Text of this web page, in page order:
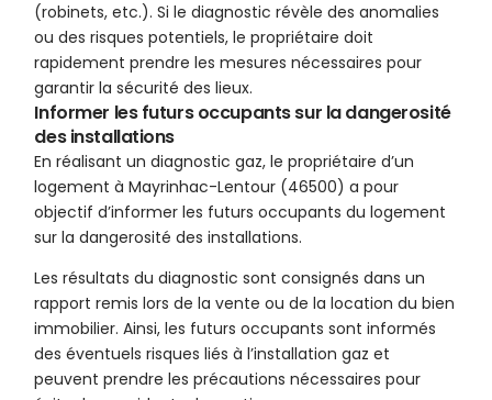
(robinets, etc.). Si le diagnostic révèle des anomalies
ou des risques potentiels, le propriétaire doit
rapidement prendre les mesures nécessaires pour
garantir la sécurité des lieux.
Informer les futurs occupants sur la dangerosité
des installations
En réalisant un diagnostic gaz, le propriétaire d’un
logement à Mayrinhac-Lentour (46500) a pour
objectif d’informer les futurs occupants du logement
sur la dangerosité des installations.
Les résultats du diagnostic sont consignés dans un
rapport remis lors de la vente ou de la location du bien
immobilier. Ainsi, les futurs occupants sont informés
des éventuels risques liés à l’installation gaz et
peuvent prendre les précautions nécessaires pour